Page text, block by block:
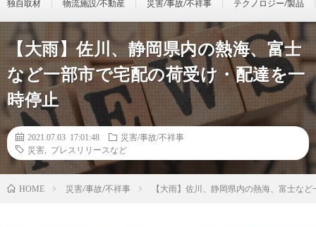
独自取材 物流施設/不動産 災害/事故/不祥事 テクノロジー/製品
【大雨】佐川、静岡県内の熱海、富士
など一部市で宅配の荷受け・配達を一
時停止
2021.07.03 17:01:48
災害/事故/不祥事
災害
プレスリリースなど
HOME 災害/事故/不祥事 【大雨】佐川、静岡県内の熱海、富士な